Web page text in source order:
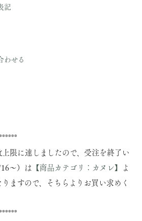
記
わせる
限に達しましたので、受注を終了い
～）は 【商品カテゴリ：カヌレ】 よ
ますので、そちらよりお買い求めく